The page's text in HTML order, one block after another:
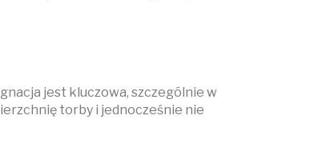
jest kluczowa, szczególnie w
torby i jednocześnie nie